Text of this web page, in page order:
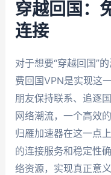
穿越回国：
连接
对于想要“穿越回国”
费回国VPN是实现这
朋友保持联系、追逐
网络潮流，一个高效
归雁加速器在这一点
的连接服务和稳定性
络资源，实现真正意义